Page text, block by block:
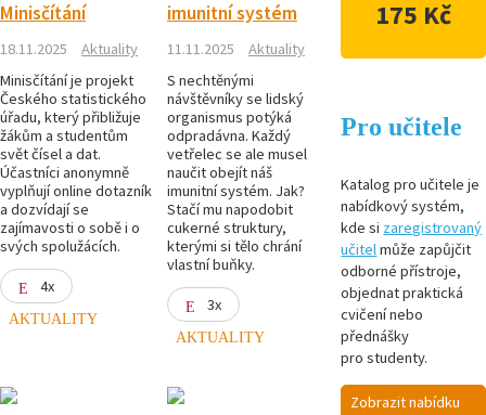
Minisčítání
18.11.2025
Aktuality
Minisčítání je projekt
Českého statistického
úřadu, který přibližuje
žákům a studentům
svět čísel a dat.
Účastníci anonymně
vyplňují online dotazník
a dozvídají se
zajímavosti o sobě i o
svých spolužácích.
4x
AKTUALITY
imunitní systém
11.11.2025
Aktuality
S nechtěnými
návštěvníky se lidský
organismus potýká
odpradávna. Každý
vetřelec se ale musel
naučit obejít náš
imunitní systém. Jak?
Stačí mu napodobit
cukerné struktury,
kterými si tělo chrání
vlastní buňky.
3x
AKTUALITY
175 Kč
Pro učitele
Katalog pro učitele je
nabídkový systém,
kde si zaregistrovaný
učitelmůže zapůjčit
odborné přístroje,
objednat praktická
cvičení nebo
přednášky
pro studenty.
Zobrazit nabídku